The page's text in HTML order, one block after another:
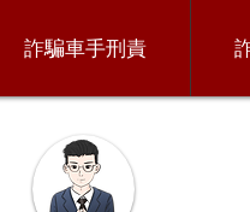
詐騙車手刑責